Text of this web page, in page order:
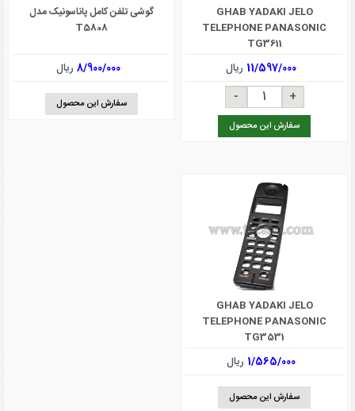
GHAB YADAKI JELO
TELEPHONE PANASONIC
TG3611
11/597/000 ریال
سفارش این محصول
گوشی تلفن کامل پاناسونیک مدل
T5808
8/900/000 ریال
سفارش این محصول
GHAB YADAKI JELO
TELEPHONE PANASONIC
TG3531
1/565/000 ریال
سفارش این محصول